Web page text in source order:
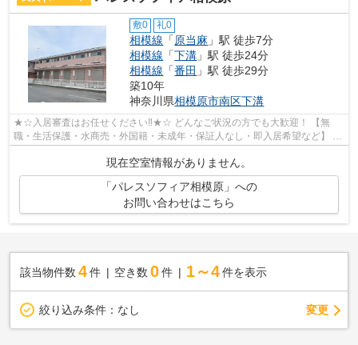
敷0 礼0
相模線 「 原当麻 」駅 徒歩7分
相模線 「下溝 」駅 徒歩24分
相模線 「番田 」駅 徒歩29分
築10年
神奈川県相模原市南区下溝
★☆入居審査はお任せください‼★☆ どんなご状況の方でも大歓迎！ 【無
職・生活保護・水商売・外国籍・未成年・保証人なし・即入居希望など】 ネ
現在空室情報がありません。
「パレスソフィア相模原」への
お問い合わせはこちら
該当物件数 4件 空き数 0 件 1～4 件を表示
絞り込み条件： なし 変更